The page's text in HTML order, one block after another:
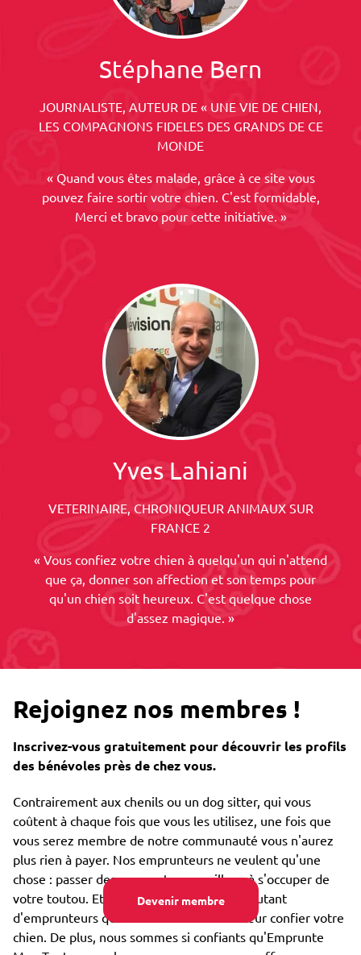
Devenir membre
Stéphane Bern
JOURNALISTE, AUTEUR DE « UNE VIE DE CHIEN,
LES COMPAGNONS FIDELES DES GRANDS DE CE
MONDE
« Quand vous êtes malade, grâce à ce site vous
pouvez faire sortir votre chien. C'est formidable,
Merci et bravo pour cette initiative. »
Yves Lahiani
VETERINAIRE, CHRONIQUEUR ANIMAUX SUR
FRANCE 2
« Vous confiez votre chien à quelqu'un qui n'attend
que ça, donner son affection et son temps pour
qu'un chien soit heureux. C'est quelque chose
d'assez magique. »
Rejoignez nos membres !
Inscrivez-vous gratuitement pour découvrir les profils
des bénévoles près de chez vous.
Contrairement aux chenils ou un dog sitter, qui vous
coûtent à chaque fois que vous les utilisez, une fois que
vous serez membre de notre communauté vous n'aurez
plus rien à payer. Nos emprunteurs ne veulent qu'une
chose : passer des moments merveilleux à s'occuper de
votre toutou. Et vous pourrez rencontrer autant
d'emprunteurs que vous le souhaitez et leur confier votre
chien. De plus, nous sommes si confiants qu'Emprunte